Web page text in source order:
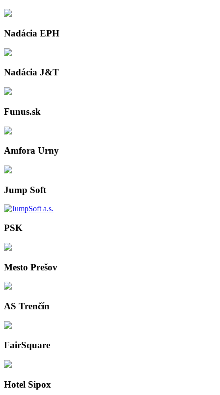
Nadácia EPH
Nadácia J&T
Funus.sk
Amfora Urny
Jump Soft
PSK
Mesto Prešov
AS Trenčín
FairSquare
Hotel Sipox